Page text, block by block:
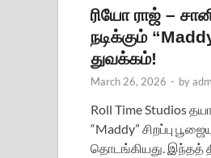
ரியோ ராஜ் –
நடிக்கும்
துவக்கம்!
March 26, 2026 - by
Roll Time Studios
“Maddy” சிறப்பு
தொடங்கியது. இந்தத்